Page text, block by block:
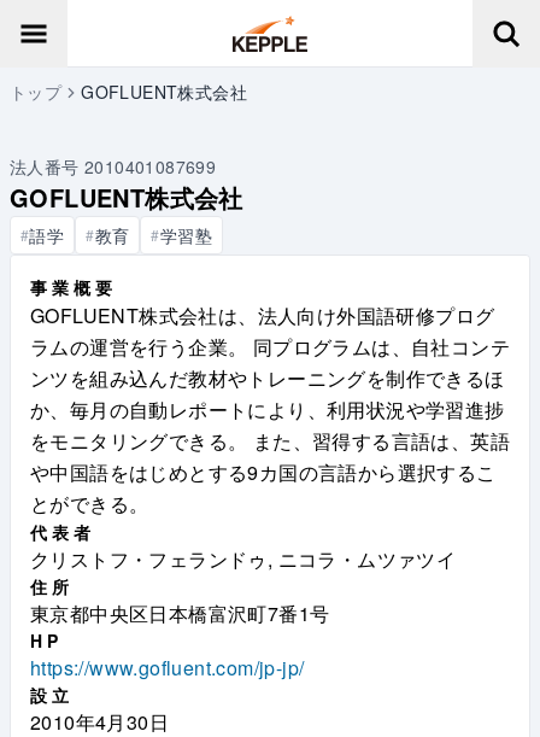
トップ GOFLUENT株式会社
法人番号 2010401087699
GOFLUENT株式会社
#語学 #教育 #学習塾
事業概要
GOFLUENT株式会社は、法人向け外国語研修プログ
ラムの運営を行う企業。 同プログラムは、自社コンテ
ンツを組み込んだ教材やトレーニングを制作できるほ
か、毎月の自動レポートにより、利用状況や学習進捗
をモニタリングできる。 また、習得する言語は、英語
や中国語をはじめとする9カ国の言語から選択するこ
とができる。
代表者
クリストフ・フェランドゥ, ニコラ・ムツァツイ
住所
東京都中央区日本橋富沢町7番1号
HP
https://www.gofluent.com/jp-jp/
設立
2010年4月30日